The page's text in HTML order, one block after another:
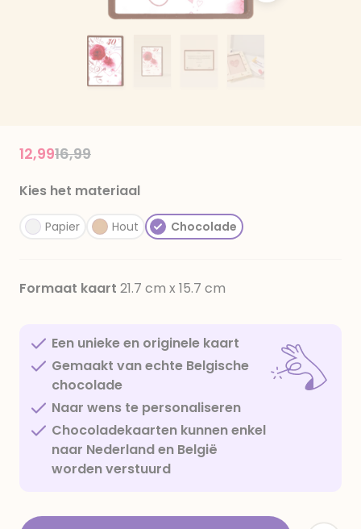
Price reduced from
16,99to
12,99
Kies het materiaal
Papier Hout Chocolade
Formaat kaart 21.7 cm x 15.7 cm
Een unieke en originele kaart
Gemaakt van echte Belgische
chocolade
Naar wens te personaliseren
Chocoladekaarten kunnen enkel
naar Nederland en België
worden verstuurd